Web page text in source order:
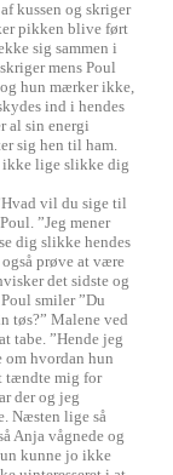
kussen og skriger
pikken blive ført
sig sammen i
mens Poul
hun mærker ikke,
ind i hendes
al sin energi
sig hen til ham.
ikke lige slikke dig
vil du sige til
”Jeg mener
dig slikke hendes
prøve at være
det sidste og
smiler ”Du
tøs?” Malene ved
tabe. ”Hende jeg
om hvordan hun
tændte mig for
der og jeg
Næsten lige så
Anja vågnede og
kunne jo ikke